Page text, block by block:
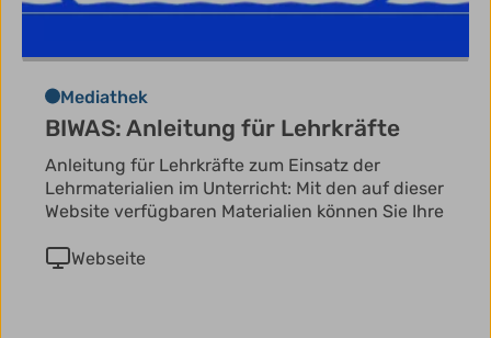
Mediathek
BIWAS: Anleitung für Lehrkräfte
Anleitung für Lehrkräfte zum Einsatz der
Lehrmaterialien im Unterricht: Mit den auf dieser
Website verfügbaren Materialien können Sie Ihre
Webseite